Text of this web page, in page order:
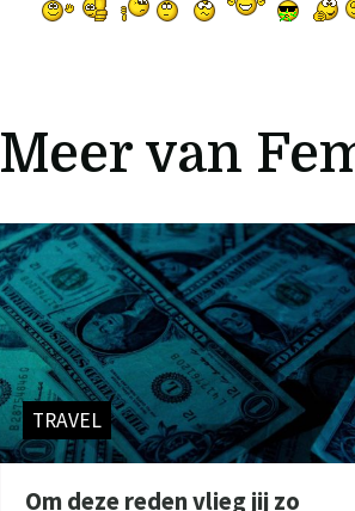
Meer van
TRAVEL
Om deze reden vlieg jij zo